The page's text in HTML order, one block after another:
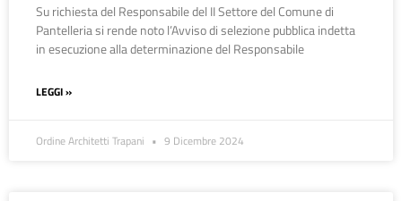
Su richiesta del Responsabile del II Settore del Comune di
Pantelleria si rende noto l’Avviso di selezione pubblica indetta
in esecuzione alla determinazione del Responsabile
LEGGI »
Ordine Architetti Trapani 9 Dicembre 2024